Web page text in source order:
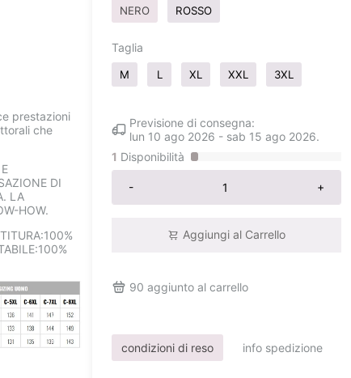
prestazioni
che
DI
LA
HOW.
NERO ROSSO
Taglia
M L XL XXL 3XL
Previsione di consegna:
lun 10 ago 2026 - sab 15 ago 2026.
1 Disponibilità
- +
Aggiungi al Carrello
90 aggiunto al carrello
condizioni di reso info spedizione